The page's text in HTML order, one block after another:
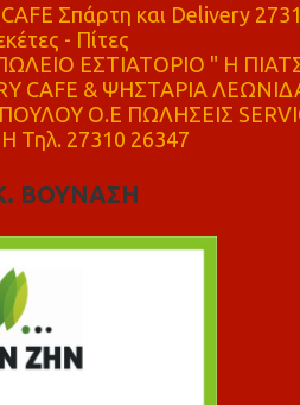
CAFE Σπάρτη και Delivery
- Πίτες
ΕΣΤΙΑΤΟΡΙΟ " Η
CAFE & ΨΗΣΤΑΡΙΑ
Ο.Ε ΠΩΛΗΣΕΙΣ
Τηλ. 27310 26347
ΒΟΥΝΑΣΗ